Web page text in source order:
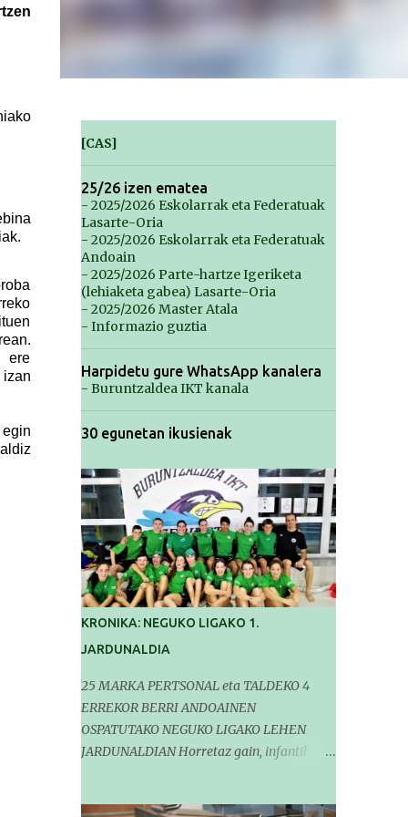
ere
[CAS]
25/26 izen ematea
- 2025/2026 Eskolarrak eta Federatuak
Lasarte-Oria
- 2025/2026 Eskolarrak eta Federatuak
Andoain
- 2025/2026 Parte-hartze Igeriketa
(lehiaketa gabea) Lasarte-Oria
- 2025/2026 Master Atala
- Informazio guztia
Harpidetu gure WhatsApp kanalera
- Buruntzaldea IKT kanala
30 egunetan ikusienak
KRONIKA: NEGUKO LIGAKO 1.
JARDUNALDIA
25 MARKA PERTSONAL eta TALDEKO 4
ERREKOR BERRI ANDOAINEN
OSPATUTAKO NEGUKO LIGAKO LEHEN
JARDUNALDIAN Horretaz gain, infantil